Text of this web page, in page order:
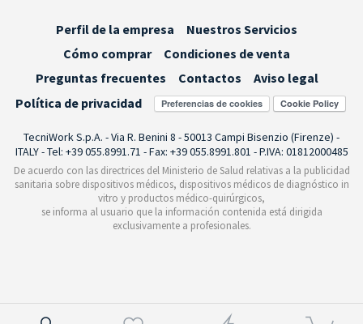
Perfil de la empresa
Nuestros Servicios
Cómo comprar
Condiciones de venta
Preguntas frecuentes
Contactos
Aviso legal
Política de privacidad
Preferencias de cookies
TecniWork S.p.A. - Via R. Benini 8 - 50013 Campi Bisenzio (Firenze) -
ITALY - Tel: +39 055.8991.71 - Fax: +39 055.8991.801 - P.IVA: 01812000485
De acuerdo con las directrices del Ministerio de Salud relativas a la publicidad
sanitaria sobre dispositivos médicos, dispositivos médicos de diagnóstico in
vitro y productos médico-quirúrgicos,
se informa al usuario que la información contenida está dirigida
exclusivamente a profesionales.